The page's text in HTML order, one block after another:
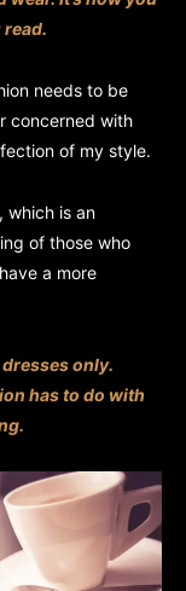
needs to be
concerned with
of my style.
which is an
of those who
a more
only.
has to do with